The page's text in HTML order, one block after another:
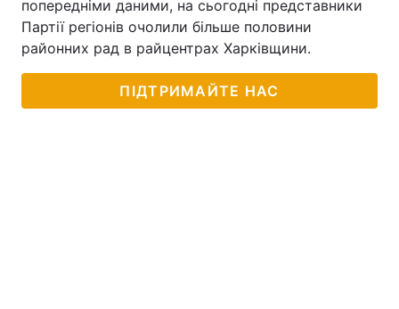
Інтерв'ю Думки
Архів Вакансії
попередніми даними, на сьогодні представники
Партії регіонів очолили більше половини
районних рад в райцентрах Харківщини.
ПІДТРИМАЙТЕ НАС